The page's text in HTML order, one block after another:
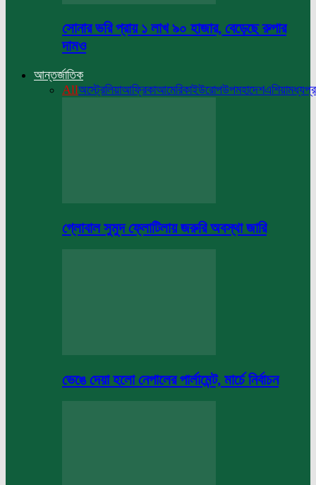
সোনার ভরি প্রায় ১ লাখ ৯০ হাজার, বেড়েছে রুপার
দামও
আন্তর্জাতিক
Allঅস্ট্রেলিয়াআফ্রিকাআমেরিকাইউরোপউপমহাদেশএশিয়া
গ্লোবাল সুমুদ ফ্লোটিলায় জরুরি অবস্থা জারি
ভেঙে দেয়া হলো নেপালের পার্লামেন্ট, মার্চে নির্বাচন